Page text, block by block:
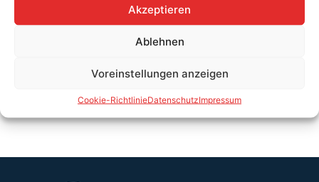
Akzeptieren
Ablehnen
Voreinstellungen anzeigen
Cookie-RichtlinieDatenschutzImpressum